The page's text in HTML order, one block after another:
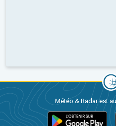
Météo & Radar est